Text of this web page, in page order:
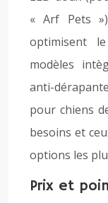
« Arf Pets
optimisent
modèles
anti-
pour chiens
besoins et
options les
Prix et